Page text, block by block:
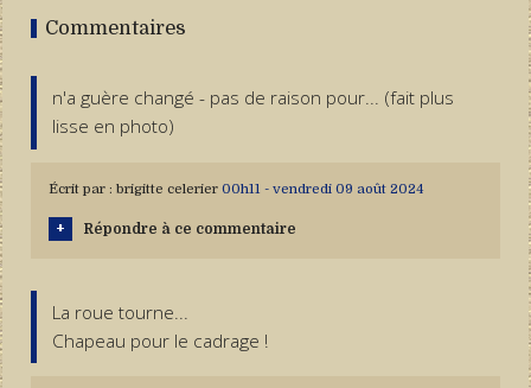
Commentaires
n'a guère changé - pas de raison pour... (fait plus
lisse en photo)
Écrit par : brigitte celerier 00h11 - vendredi 09 août 2024
Répondre à ce commentaire
La roue tourne...
Chapeau pour le cadrage !